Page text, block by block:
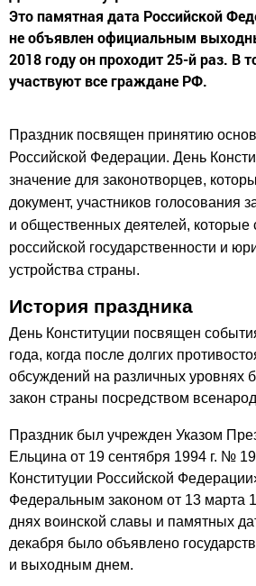
Это памятная дата Российской
не объявлен официальным
2018 году он проходит 25-й раз. В
участвуют все граждане РФ.
Праздник посвящен принятию
Российской Федерации. День
значение для законотворцев,
документ, участников голосования
и общественных деятелей, которые
российской государственности и
устройства страны.
История праздника
День Конституции посвящен
года, когда после долгих
обсуждений на различных уровнях
закон страны посредством
Праздник был учрежден Указом
Ельцина от 19 сентября 1994 г. №
Конституции Российской
Федеральным законом от 13 марта
днях воинской славы и памятных
декабря было объявлено
и выходным днем.